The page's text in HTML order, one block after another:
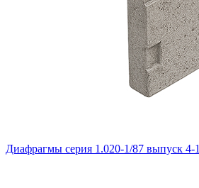
Диафрагмы серия 1.020-1/87 выпуск 4-1